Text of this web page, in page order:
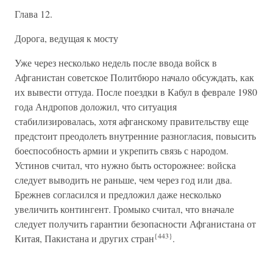
Глава 12.
Дорога, ведущая к мосту
Уже через несколько недель после ввода войск в
Афганистан советское Политбюро начало обсуждать, как
их вывести оттуда. После поездки в Кабул в феврале 1980
года Андропов доложил, что ситуация
стабилизировалась, хотя афганскому правительству еще
предстоит преодолеть внутренние разногласия, повысить
боеспособность армии и укрепить связь с народом.
Устинов считал, что нужно быть осторожнее: войска
следует выводить не раньше, чем через год или два.
Брежнев согласился и предложил даже несколько
увеличить контингент. Громыко считал, что вначале
следует получить гарантии безопасности Афганистана от
Китая, Пакистана и других стран{443}.